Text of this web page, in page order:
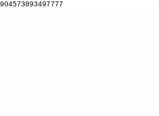
904573893497777